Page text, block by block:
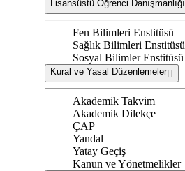
Lisansüstü Öğrenci Danışmanlığı
Fen Bilimleri Enstitüsü
Sağlık Bilimleri Enstitüsü
Sosyal Bilimler Enstitüsü
Kural ve Yasal Düzenlemeler
Akademik Takvim
Akademik Dilekçe
ÇAP
Yandal
Yatay Geçiş
Kanun ve Yönetmelikler